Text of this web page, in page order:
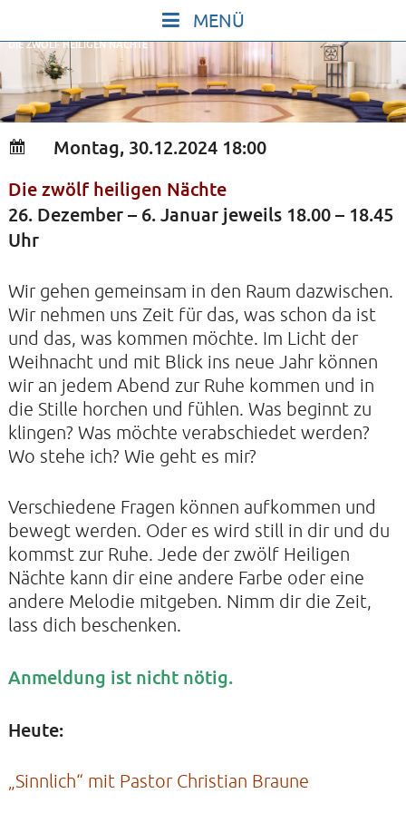
content
START
IN STILLE SEIN
SINGEN UND SCHWEIGEN
BEWEGEN UND TANZEN
GOTT UND DAS LEBEN FEIERN
HEILKRAFT DES KÖRPERS
JUGENDLICHE
VORTRÄGE
KONZERTE
ALLE TERMINE
KONTAKTE
SO KOMMEN SIE ZU UNS
UNSER PROFIL
FILM ZUR KIRCHE DER STILLE
FÖRDERVEREIN
VERMIETUNG
ARCHIV
IMPRESSUM
DIE ZWÖLF HEILIGEN NÄCHTE
Montag, 30.12.2024 18:00
Die zwölf heiligen Nächte
26. Dezember – 6. Januar jeweils 18.00 – 18.45
Uhr
Wir gehen gemeinsam in den Raum dazwischen.
Wir nehmen uns Zeit für das, was schon da ist
und das, was kommen möchte. Im Licht der
Weihnacht und mit Blick ins neue Jahr können
wir an jedem Abend zur Ruhe kommen und in
die Stille horchen und fühlen. Was beginnt zu
klingen? Was möchte verabschiedet werden?
Wo stehe ich? Wie geht es mir?
Verschiedene Fragen können aufkommen und
bewegt werden. Oder es wird still in dir und du
kommst zur Ruhe. Jede der zwölf Heiligen
Nächte kann dir eine andere Farbe oder eine
andere Melodie mitgeben. Nimm dir die Zeit,
lass dich beschenken.
Anmeldung ist nicht nötig.
Heute:
„Sinnlich“ mit Pastor Christian Braune